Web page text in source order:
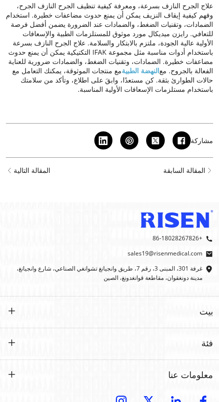
علاج الجرح النازف بسرعة، ومعرفة كيفية تنظيف الجرح النازف الجرح،
وفهم كيفية إيقاف النزيف يمكن أن يمنع حدوث مضاعفات خطيرة. استخدام
الضمادات، وتقنيات الضغط، والضمادات عند الضرورة يضمن أفضل فرصة
للتعافي. رايزن ميديكال مورد موثوق للمستلزمات الطبية والإسعافات
الأولية عالية الجودة، ملتزم بالابتكار والسلامة. علاج الجرح النازف بسرعة
باستخدام أدوات مناسبة مثل مجموعة IFAK التكتيكية يمكن أن يمنع حدوث
مضاعفات خطيرة. الضمادات، وتقنيات الضغط، والضمادات ضرورية للعناية
الفعالة بالجروح. معالنهضة الطبيةمع منتجات الموثوقة، يمكنك التعامل مع
حالات الطوارئ بثقة. كن مستعدًا، وابقَ على اطلاع، وتأكد من سلامتك
باستخدام مستلزمات الإسعافات الأولية المناسبة.
مشاركة
المقالة السابقة المقالة التالية
+86-18028267826
sales19@risenmedical.com
غرفة 301، المبنى 3، رقم 7، طريق وانجيانغ تشوانغي الصناعي، شارع وانجيانغ،
مدينة دونغقوان، مقاطعة قوانغدونغ، الصين
بيت
منتجات
فئة
حسب الطلب
معلومات عنا